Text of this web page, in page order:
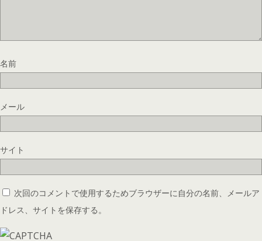
名前
メール
サイト
次回のコメントで使用するためブラウザーに自分の名前、メールア
ドレス、サイトを保存する。